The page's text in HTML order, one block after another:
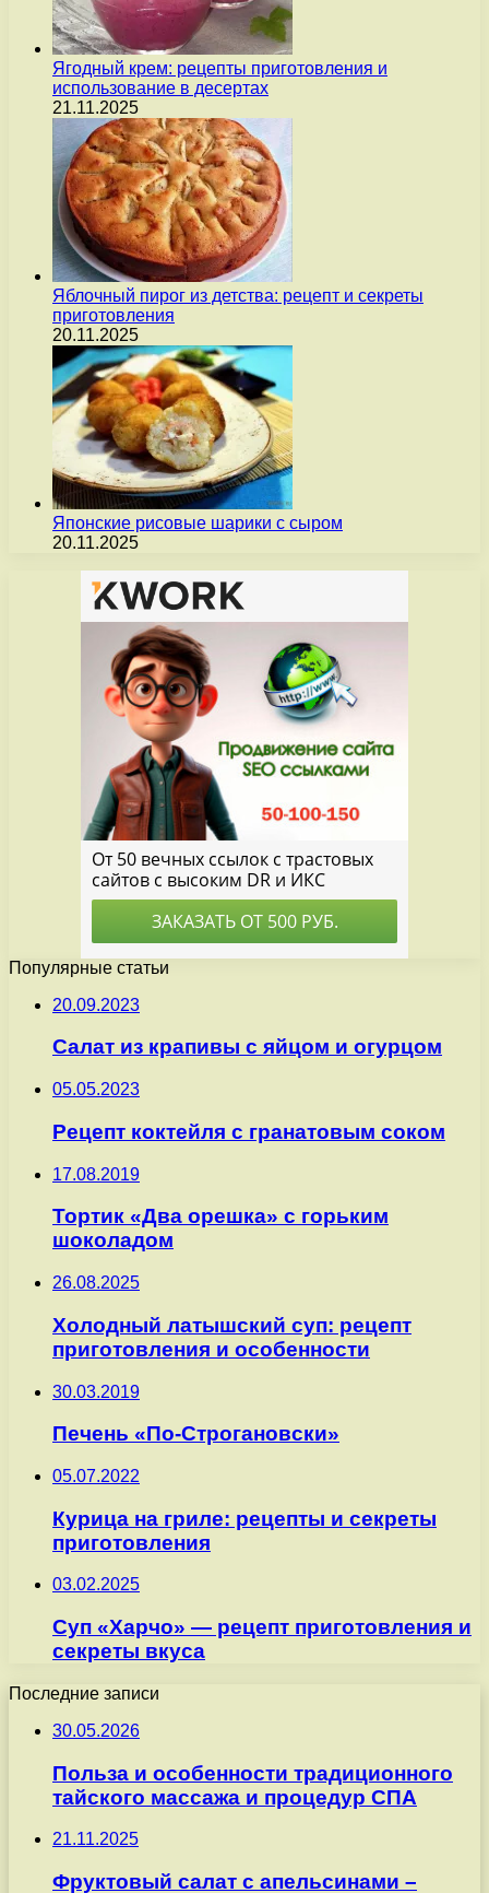
Ягодный крем: рецепты приготовления и
использование в десертах
21.11.2025
Яблочный пирог из детства: рецепт и секреты
приготовления
20.11.2025
Японские рисовые шарики с сыром
20.11.2025
Популярные статьи
20.09.2023
Салат из крапивы с яйцом и огурцом
05.05.2023
Рецепт коктейля с гранатовым соком
17.08.2019
Тортик «Два орешка» с горьким
шоколадом
26.08.2025
Холодный латышский суп: рецепт
приготовления и особенности
30.03.2019
Печень «По-Строгановски»
05.07.2022
Курица на гриле: рецепты и секреты
приготовления
03.02.2025
Суп «Харчо» — рецепт приготовления и
секреты вкуса
Последние записи
30.05.2026
Польза и особенности традиционного
тайского массажа и процедур СПА
21.11.2025
Фруктовый салат с апельсинами –